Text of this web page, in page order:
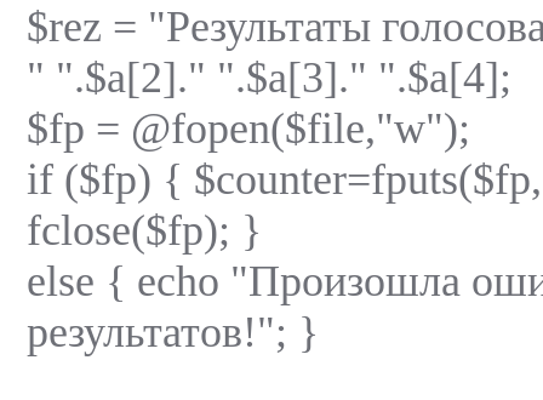
$rez = "Результаты
" ".$a[2]." ".$a[3]." ".$a[4];
$fp = @fopen($file,"w");
if ($fp) {
fclose($fp); }
else { echo "Произошла
результатов!"; }